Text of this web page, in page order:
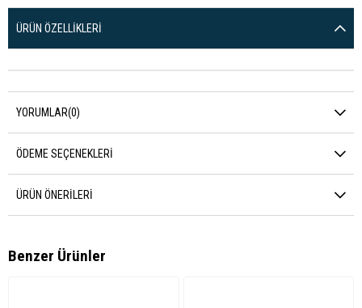
ÜRÜN ÖZELLIKLERI
YORUMLAR(0)
ÖDEME SEÇENEKLERI
ÜRÜN ÖNERILERI
Benzer Ürünler